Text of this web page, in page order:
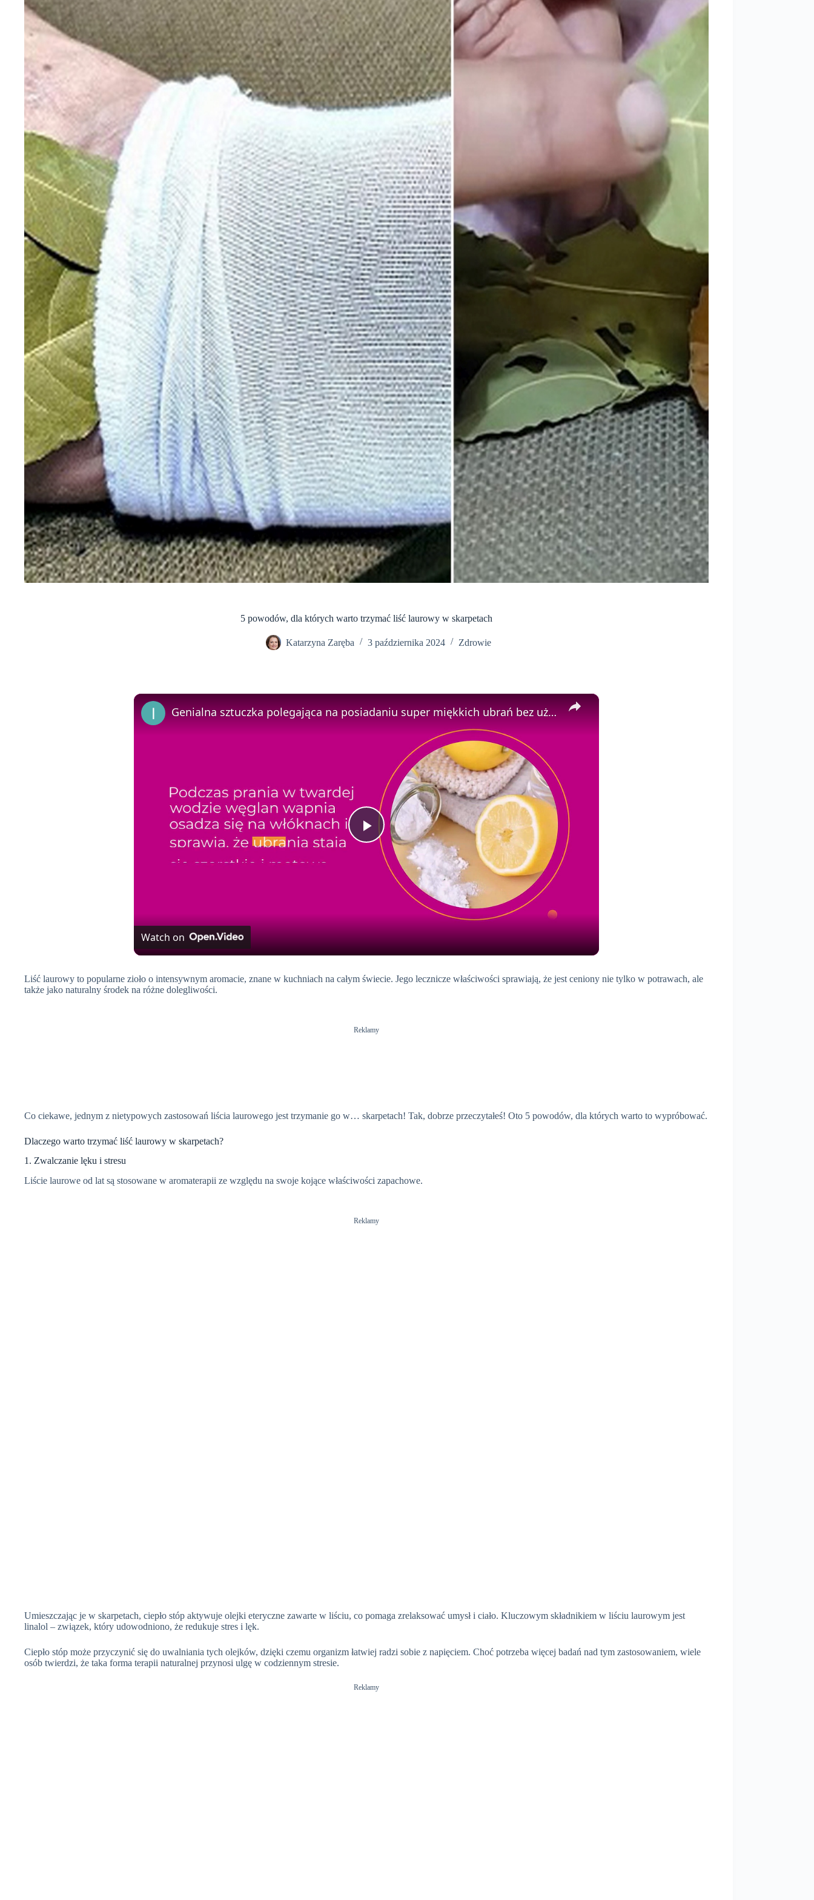
5 powodów, dla których warto trzymać liść laurowy w skarpetach
Katarzyna Zaręba 3 października 2024 Zdrowie
×
P
y
V
i
Genialna sztuczka polegająca na posiadaniu super miękkich ubrań bez użycia zmiękczacza do tkanin
Watch on
Liść laurowy to popularne zioło o intensywnym aromacie, znane w kuchniach na całym świecie. Jego lecznicze właściwości sprawiają, że jest ceniony nie tylko w potrawach, ale
także jako naturalny środek na różne dolegliwości.
Reklamy
Co ciekawe, jednym z nietypowych zastosowań liścia laurowego jest trzymanie go w… skarpetach! Tak, dobrze przeczytałeś! Oto 5 powodów, dla których warto to wypróbować.
Dlaczego warto trzymać liść laurowy w skarpetach?
1. Zwalczanie lęku i stresu
Liście laurowe od lat są stosowane w aromaterapii ze względu na swoje kojące właściwości zapachowe.
Reklamy
Umieszczając je w skarpetach, ciepło stóp aktywuje olejki eteryczne zawarte w liściu, co pomaga zrelaksować umysł i ciało. Kluczowym składnikiem w liściu laurowym jest
linalol – związek, który udowodniono, że redukuje stres i lęk.
Ciepło stóp może przyczynić się do uwalniania tych olejków, dzięki czemu organizm łatwiej radzi sobie z napięciem. Choć potrzeba więcej badań nad tym zastosowaniem, wiele
osób twierdzi, że taka forma terapii naturalnej przynosi ulgę w codziennym stresie.
Reklamy